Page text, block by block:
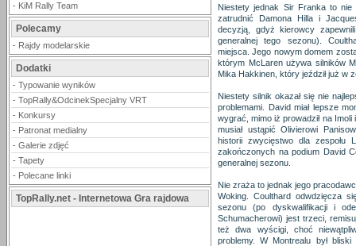
- KiM Rally Team
Polecamy
- Rajdy modelarskie
Dodatki
- Typowanie wyników
- TopRally&OdcinekSpecjalny VRT
- Konkursy
- Patronat medialny
- Galerie zdjęć
- Tapety
- Polecane linki
TopRally.net - Internetowa Gra rajdowa
Niestety jednak Sir Franka to
zatrudnić Damona Hilla i
decyzją, gdyż kierowcy
generalnej tego sezonu).
miejsca. Jego nowym domem
którym McLaren używa silników
Mika Hakkinen, który jeździł już w
Niestety silnik okazał się nie
problemami. David miał lepsze
wygrać, mimo iż prowadził na
musiał ustąpić Olivierowi
historii zwycięstwo dla zespołu
zakończonych na podium David
generalnej sezonu.
Nie zraża to jednak jego
Woking. Coulthard odwdzięcza
sezonu (po dyskwalifikacji i
Schumacherowi) jest trzeci,
też dwa wyścigi, choć
problemy. W Montrealu był